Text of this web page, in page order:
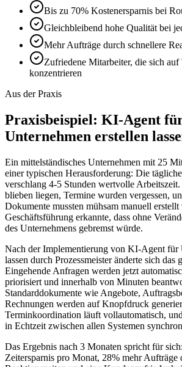
Bis zu 70% Kostenersparnis bei
Gleichbleibend hohe Qualität bei
Mehr Aufträge durch schnellere
Zufriedene Mitarbeiter, die sich auf
konzentrieren
Aus der Praxis
Praxisbeispiel: KI-Agent
Unternehmen erstellen
Ein mittelständisches Unternehmen mit 25
einer typischen Herausforderung: Die
verschlang 4-5 Stunden wertvolle
blieben liegen, Termine wurden vergessen,
Dokumente mussten mühsam manuell
Geschäftsführung erkannte, dass ohne
des Unternehmens gebremst würde.
Nach der Implementierung von KI-Agent für
lassen durch Prozessmeister änderte sich das
Eingehende Anfragen werden jetzt
priorisiert und innerhalb von Minuten
Standarddokumente wie Angebote,
Rechnungen werden auf Knopfdruck
Terminkoordination läuft vollautomatisch,
in Echtzeit zwischen allen Systemen
Das Ergebnis nach 3 Monaten spricht für
Zeitersparnis pro Monat, 28% mehr Aufträge